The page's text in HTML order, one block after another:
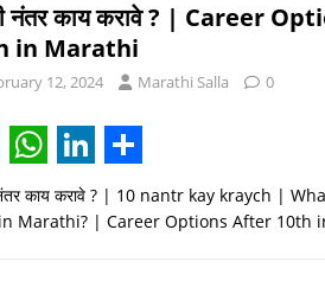
नंतर काय करावे ? | Career
in Marathi
12, 2024 Marathi Salla 0
W
h
L
i
S
h
नंतर काय करावे ? | 10 nantr kay kraych |
Marathi? | Career Options After 10th